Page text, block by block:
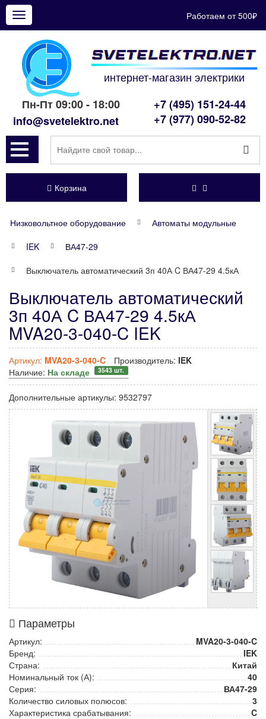
Показать
меню
Работаем от 500₽
интернет-магазин электрики
Пн-Пт 09:00 - 18:00
info@svetelektro.net
+7 (495) 151-24-44
+7 (977) 090-52-82
Корзина
Низковольтное оборудование
Автоматы модульные
IEK
ВА47-29
Выключатель автоматический 3п 40А C ВА47-29 4.5кА
Выключатель автоматический
3п 40А C ВА47-29 4.5кА
MVA20-3-040-C IEK
Артикул: MVA20-3-040-C Производитель: IEK
Наличие: На складе 3543 шт.
Дополнительные артикулы: 9532797
Параметры
Артикул:
MVA20-3-040-C
Бренд:
IEK
Страна:
Китай
Номинальный ток (А):
40
Серия:
ВА47-29
Количество силовых полюсов:
3
Характеристика срабатывания:
C